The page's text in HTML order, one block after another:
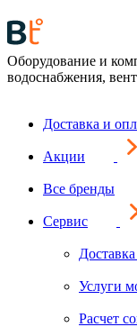
Оборудование и
водоснабжения,
Доставка и
Акции
Все бренды
Сервис
Услуги
Расчет